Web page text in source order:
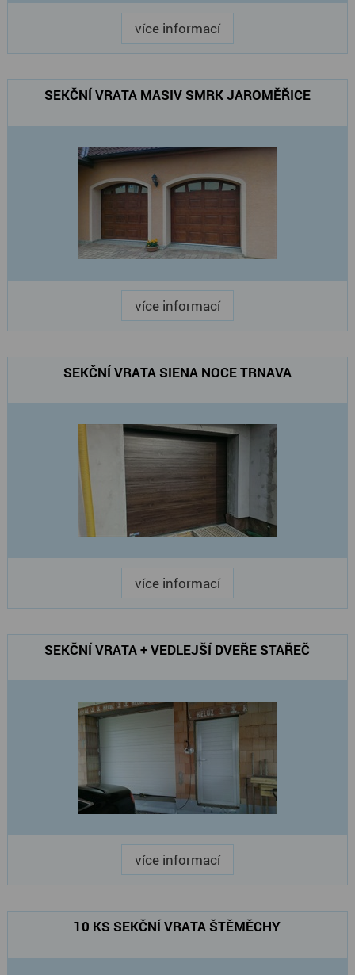
více informací
SEKČNÍ VRATA MASIV SMRK JAROMĚŘICE
více informací
SEKČNÍ VRATA SIENA NOCE TRNAVA
více informací
SEKČNÍ VRATA + VEDLEJŠÍ DVEŘE STAŘEČ
více informací
10 KS SEKČNÍ VRATA ŠTĚMĚCHY